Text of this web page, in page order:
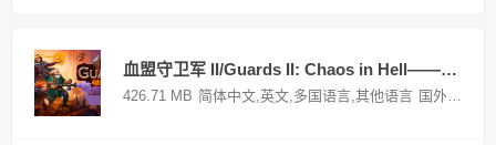
血盟守卫军 II/Guards II: Chaos in Hell——v1.0.0多国语言（含简体中文）免安装解压即玩版
426.71 MB 简体中文,英文,多国语言,其他语言 国外游戏